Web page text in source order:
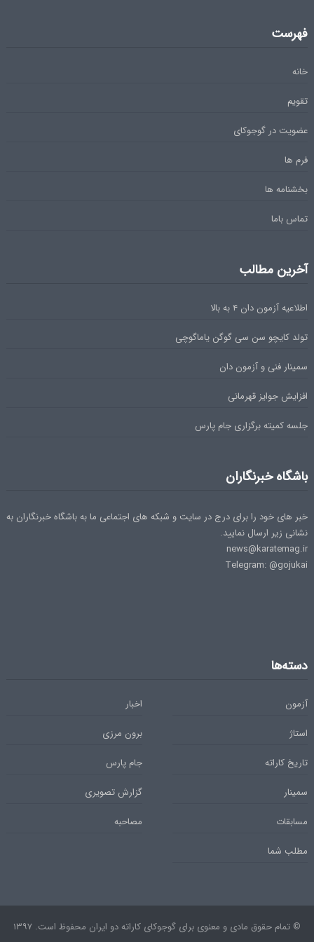
فهرست
خانه
تقویم
عضویت در گوجوکای
فرم ها
بخشنامه ها
تماس باما
آخرین مطالب
اطلاعیه آزمون دان ۴ به بالا
تولد کایچو سن سی گوگن یاماگوچی
سمینار فنی و آزمون دان
افزایش جوایز قهرمانی
جلسه کمیته برگزاری جام پارس
باشگاه خبرنگاران
خبر های خود را برای درج در سایت و شبکه های اجتماعی ما به باشگاه خبرنگاران به
نشانی زیر ارسال نمایید.
news@karatemag.ir
Telegram: @gojukai
دسته‌ها
آزمون
اخبار
استاژ
برون مرزی
تاریخ کاراته
جام پارس
سمینار
گزارش تصویری
مسابقات
مصاحبه
مطلب شما
© تمام حقوق مادی و معنوی برای گوجوکای کاراته دو ایران محفوظ است. ۱۳۹۷